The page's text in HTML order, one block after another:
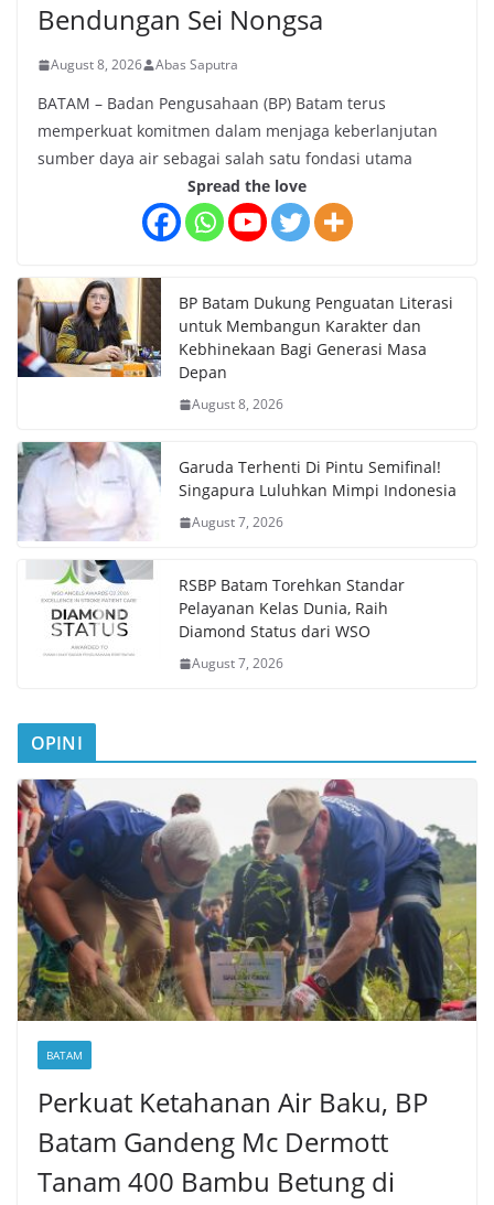
Bendungan Sei Nongsa
August 8, 2026 Abas Saputra
BATAM – Badan Pengusahaan (BP) Batam terus
memperkuat komitmen dalam menjaga keberlanjutan
sumber daya air sebagai salah satu fondasi utama
Spread the love
BP Batam Dukung Penguatan Literasi
untuk Membangun Karakter dan
Kebhinekaan Bagi Generasi Masa
Depan
August 8, 2026
Garuda Terhenti Di Pintu Semifinal!
Singapura Luluhkan Mimpi Indonesia
August 7, 2026
RSBP Batam Torehkan Standar
Pelayanan Kelas Dunia, Raih
Diamond Status dari WSO
August 7, 2026
OPINI
BATAM
Perkuat Ketahanan Air Baku, BP
Batam Gandeng Mc Dermott
Tanam 400 Bambu Betung di